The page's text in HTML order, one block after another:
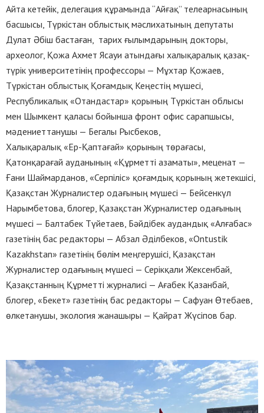
Айта кетейік, делегация құрамында “Айғақ” телеарнасының
басшысы, Түркістан облыстық мәслихатының депутаты
Дулат Әбіш бастаған, тарих ғылымдарының докторы,
археолог, Қожа Ахмет Ясауи атындағы халықаралық қазақ-
түрік университетінің профессоры — Мұхтар Қожаев,
Түркістан облыстық Қоғамдық Кеңестің мүшесі,
Республикалық «Отандастар» қорының Түркістан облысы
мен Шымкент қаласы бойынша фронт офис сарапшысы,
мәдениеттанушы — Бегалы Рысбеков,
Халықаралық «Ер-Қаптағай» қорының төрағасы,
Қатонқарағай ауданының «Құрметті азаматы», меценат —
Ғани Шаймарданов, «Серпіліс» қоғамдық қорының жетекшісі,
Қазақстан Журналистер одағының мүшесі — Бейсенкүл
Нарымбетова, блогер, Қазақстан Журналистер одағының
мүшесі — Балтабек Түйетаев, Бәйдібек аудандық «Алғабас»
газетінің бас редакторы — Абзал Әділбеков, «Ontustik
Kazakhstan» газетінің бөлім меңгерушісі, Қазақстан
Журналистер одағының мүшесі — Серікқали Жексенбай,
Қазақстанның Құрметті журналисі — Ағабек Қазанбай,
блогер, «Бекет» газетінің бас редакторы — Сафуан Өтебаев,
өлкетанушы, экология жанашыры — Қайрат Жүсіпов бар.